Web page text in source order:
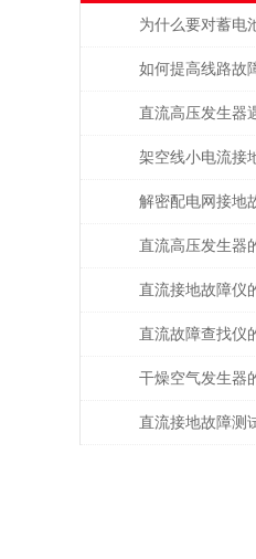
为什么要对蓄电
试？
如何提高线路故
确性？
直流高压发生器
该如何处理？
架空线小电流接
是如何进行故障
解密配电网接地
提高安全性和可
直流高压发生器
如何检查与处理
直流接地故障仪
些？
直流故障查找仪
术
干燥空气发生器
哪些？
直流接地故障测